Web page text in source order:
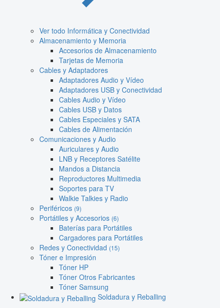
Ver todo Informática y Conectividad
Almacenamiento y Memoria
Accesorios de Almacenamiento
Tarjetas de Memoria
Cables y Adaptadores
Adaptadores Audio y Vídeo
Adaptadores USB y Conectividad
Cables Audio y Vídeo
Cables USB y Datos
Cables Especiales y SATA
Cables de Alimentación
Comunicaciones y Audio
Auriculares y Audio
LNB y Receptores Satélite
Mandos a Distancia
Reproductores Multimedia
Soportes para TV
Walkie Talkies y Radio
Periféricos (9)
Portátiles y Accesorios (6)
Baterías para Portátiles
Cargadores para Portátiles
Redes y Conectividad (15)
Tóner e Impresión
Tóner HP
Tóner Otros Fabricantes
Tóner Samsung
Soldadura y Reballing